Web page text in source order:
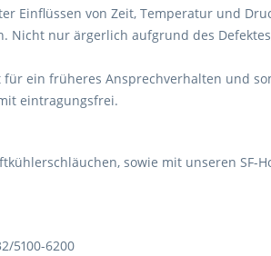
Einflüssen von Zeit, Temperatur und
Nicht nur ärgerlich aufgrund des
ein früheres Ansprechverhalten und
eintragungsfrei.
sowie mit unseren SF-
6200